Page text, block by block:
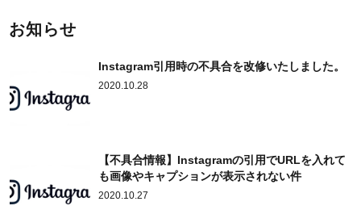
お知らせ
Instagram引用時の不具合を改修いたしました。
2020.10.28
【不具合情報】Instagramの引用でURLを入れて
も画像やキャプションが表示されない件
2020.10.27